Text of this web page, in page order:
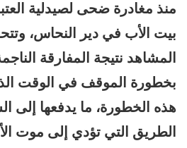
منذ مغادرة ضحى لصيدلية
بيت الأب في دير النحاس،
المشاهد نتيجة المفارقة
بخطورة الموقف في الوقت
هذه الخطورة، ما يدفعها إلى
الطريق التي تؤدي إلى موت